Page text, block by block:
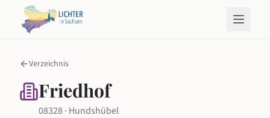
Verzeichnis
Friedhof
08328 · Hundshübel